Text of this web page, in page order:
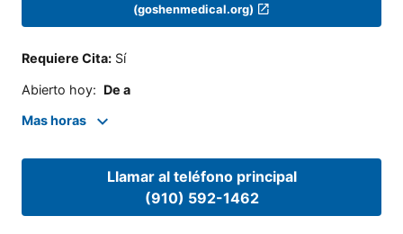
(goshenmedical.org)
Requiere Cita: Sí
Abierto hoy: De a
Mas horas
Llamar al teléfono principal
(910) 592-1462